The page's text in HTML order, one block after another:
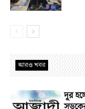
আরও খবর
দূর